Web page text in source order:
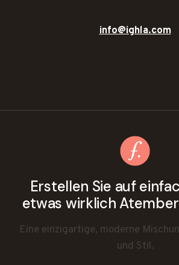
info@ighla.com
Erstellen Sie auf
etwas wirklich
Eine einzigartige, moderne
und Stil.